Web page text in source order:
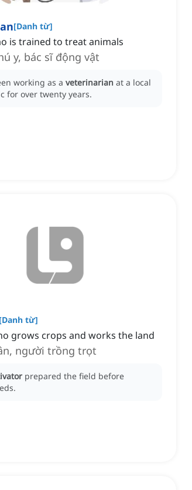
[Danh từ]
is trained to treat animals
y, bác sĩ động vật
working as a veterinarian at a local
for over twenty years.
[Danh từ]
grows crops and works the land
người trồng trọt
prepared the field before